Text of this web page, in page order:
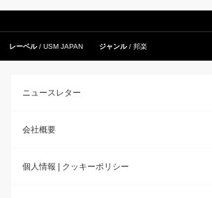
レーベル USM JAPAN ジャンル 邦楽
ニュースレター
会社概要
個人情報 | クッキーポリシー